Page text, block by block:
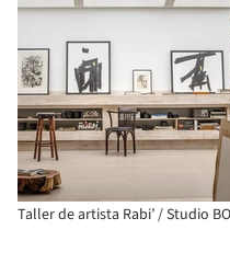
Taller de artista Rabi’ / Studio BO